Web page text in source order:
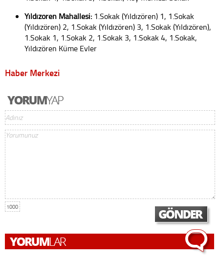
Yıldızören Mahallesi: 1.Sokak (Yıldızören) 1, 1.Sokak
(Yıldızören) 2, 1.Sokak (Yıldızören) 3, 1.Sokak (Yıldızören),
1.Sokak 1, 1.Sokak 2, 1.Sokak 3, 1.Sokak 4, 1.Sokak,
Yıldızören Küme Evler
Haber Merkezi
1000